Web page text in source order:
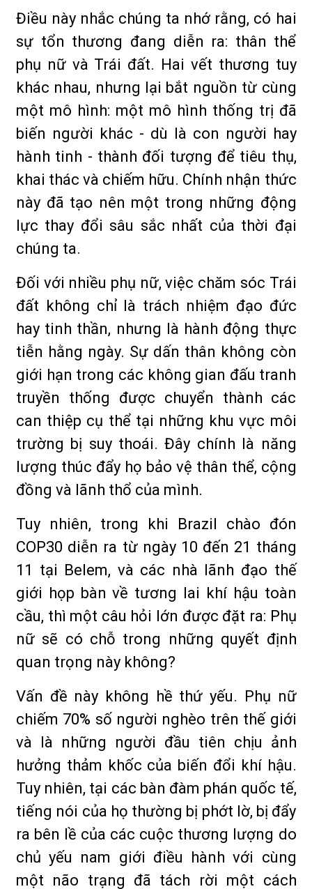
Điều này nhắc chúng ta nhớ rằng, có hai
sự tổn thương đang diễn ra: thân thể
phụ nữ và Trái đất. Hai vết thương tuy
khác nhau, nhưng lại bắt nguồn từ cùng
một mô hình: một mô hình thống trị đã
biến người khác - dù là con người hay
hành tinh - thành đối tượng để tiêu thụ,
khai thác và chiếm hữu. Chính nhận thức
này đã tạo nên một trong những động
lực thay đổi sâu sắc nhất của thời đại
chúng ta.
Đối với nhiều phụ nữ, việc chăm sóc Trái
đất không chỉ là trách nhiệm đạo đức
hay tinh thần, nhưng là hành động thực
tiễn hằng ngày. Sự dấn thân không còn
giới hạn trong các không gian đấu tranh
truyền thống được chuyển thành các
can thiệp cụ thể tại những khu vực môi
trường bị suy thoái. Đây chính là năng
lượng thúc đẩy họ bảo vệ thân thể, cộng
đồng và lãnh thổ của mình.
Tuy nhiên, trong khi Brazil chào đón
COP30 diễn ra từ ngày 10 đến 21 tháng
11 tại Belem, và các nhà lãnh đạo thế
giới họp bàn về tương lai khí hậu toàn
cầu, thì một câu hỏi lớn được đặt ra: Phụ
nữ sẽ có chỗ trong những quyết định
quan trọng này không?
Vấn đề này không hề thứ yếu. Phụ nữ
chiếm 70% số người nghèo trên thế giới
và là những người đầu tiên chịu ảnh
hưởng thảm khốc của biến đổi khí hậu.
Tuy nhiên, tại các bàn đàm phán quốc tế,
tiếng nói của họ thường bị phớt lờ, bị đẩy
ra bên lề của các cuộc thương lượng do
chủ yếu nam giới điều hành với cùng
một não trạng đã tách rời một cách